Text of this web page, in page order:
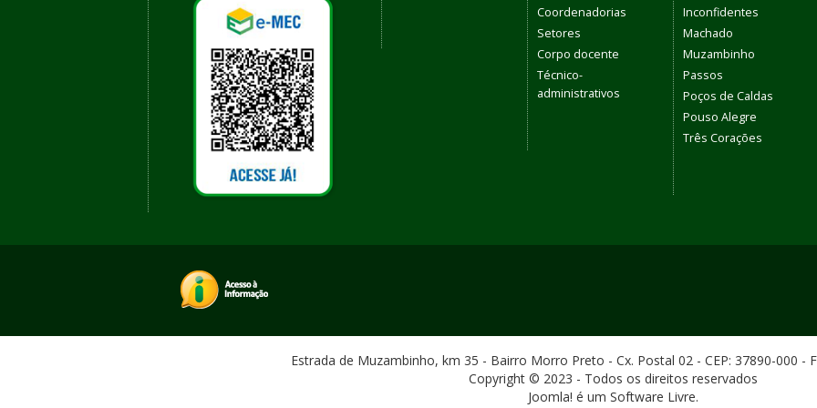
Coordenadorias
Setores
Corpo docente
Técnico-
administrativos
Inconfidentes
Machado
Muzambinho
Passos
Poços de Caldas
Pouso Alegre
Três Corações
Estrada de Muzambinho, km 35 - Bairro Morro Preto - Cx. Postal 02 - CEP: 37890-000 -
Copyright © 2023 - Todos os direitos reservados
Joomla! é um Software Livre.